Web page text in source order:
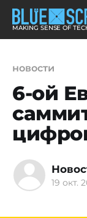
MAKING SENSE OF
новости
6-ой
19 окт.